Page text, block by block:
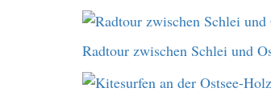
Radtour zwischen Schlei und